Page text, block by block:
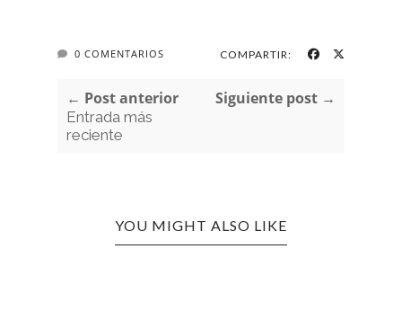
0 COMENTARIOS COMPARTIR:
← Post anterior
Entrada más
reciente
Siguiente post →
YOU MIGHT ALSO LIKE